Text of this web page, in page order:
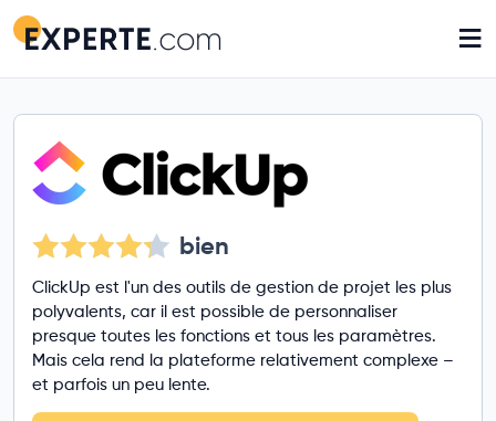
≡
bien
ClickUp est l'un des outils de gestion de projet les plus
polyvalents, car il est possible de personnaliser
presque toutes les fonctions et tous les paramètres.
Mais cela rend la plateforme relativement complexe –
et parfois un peu lente.